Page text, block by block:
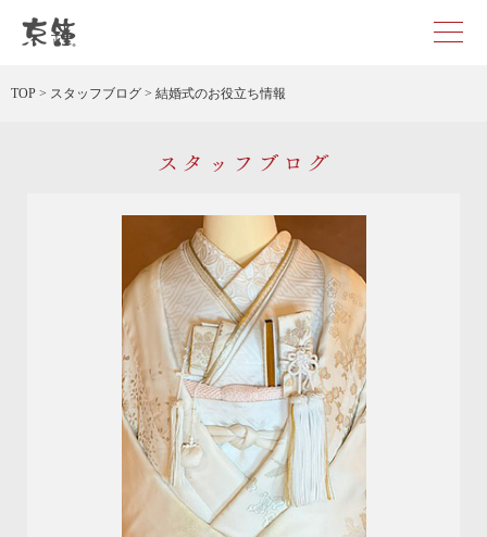
TOP > スタッフブログ > 結婚式のお役立ち情報
スタッフブログ